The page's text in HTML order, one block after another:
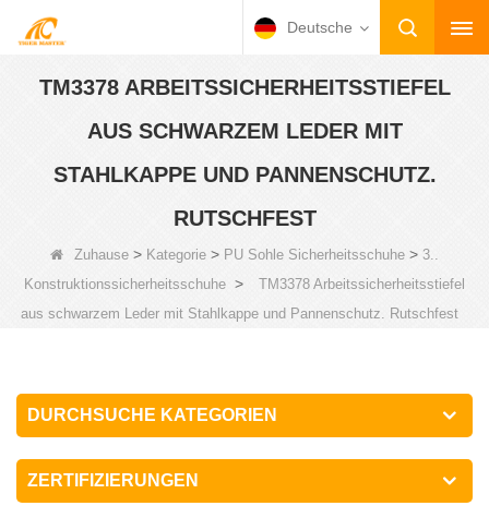
Deutsche
TM3378 ARBEITSSICHERHEITSSTIEFEL
AUS SCHWARZEM LEDER MIT
STAHLKAPPE UND PANNENSCHUTZ.
RUTSCHFEST
Zuhause > Kategorie > PU Sohle Sicherheitsschuhe > 3..
Konstruktionssicherheitsschuhe >
TM3378 Arbeitssicherheitsstiefel
aus schwarzem Leder mit Stahlkappe und Pannenschutz. Rutschfest
DURCHSUCHE KATEGORIEN
ZERTIFIZIERUNGEN